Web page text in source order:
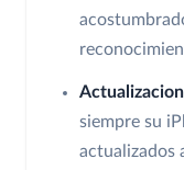
siempre su
actualizados